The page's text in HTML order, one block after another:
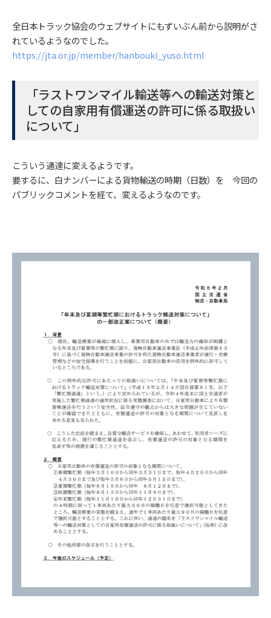
全日本トラック協会のウェブサイトにもずいぶん前から説明がさ
れているようなのでした。
https://jta.or.jp/member/hanbouki_yuso.html
「ラストワンマイル輸送等への輸送対策と
しての自家用有償運送の許可に係る取扱い
について」
こういう通達に変えるようです。
要するに、白ナンバーによる貨物輸送の時期（日数）を 今回の
パブリックコメントを経て、変えるようなのです。